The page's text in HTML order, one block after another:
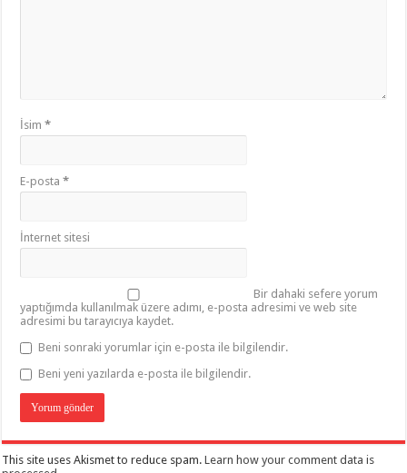
İsim*
E-posta*
İnternet sitesi
Bir dahaki sefere yorum
yaptığımda kullanılmak üzere adımı, e-posta adresimi ve web site
adresimi bu tarayıcıya kaydet.
Beni sonraki yorumlar için e-posta ile bilgilendir.
Beni yeni yazılarda e-posta ile bilgilendir.
This site uses Akismet to reduce spam.Learn how your comment data is